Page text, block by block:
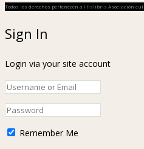
Todos los derechos pertenecen a Hislibris Asociación
Sign In
Login via your site account
Remember Me